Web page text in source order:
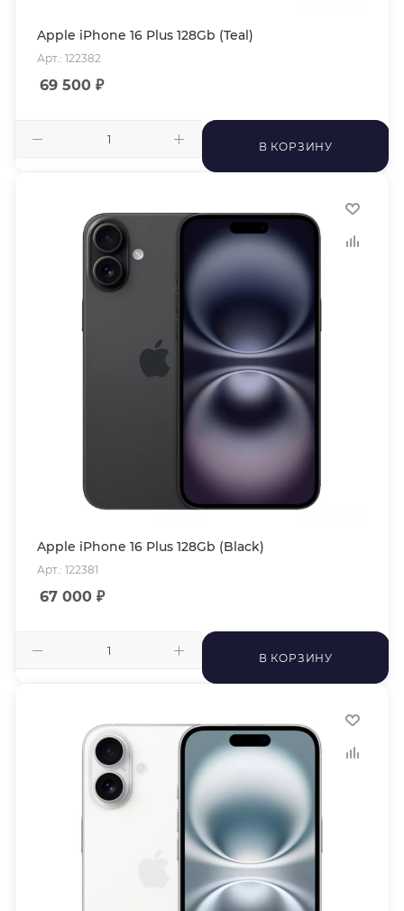
Apple iPhone 16 Plus 128Gb (Teal)
Арт.: 122382
69 500 ₽
В КОРЗИНУ
Apple iPhone 16 Plus 128Gb (Black)
Арт.: 122381
67 000 ₽
В КОРЗИНУ